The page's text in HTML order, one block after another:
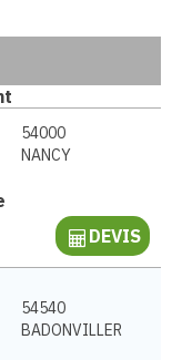
54000
NANCY
DEVIS
54540
BADONVILLER